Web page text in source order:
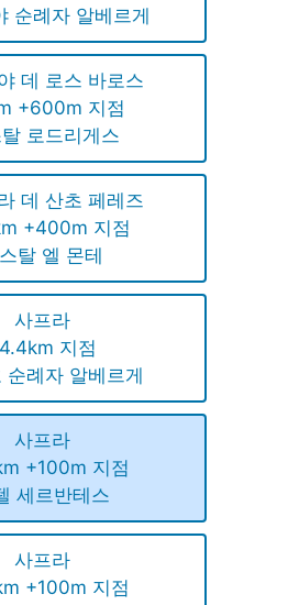
순례자 알베르게
데 로스 바로스
+600m 지점
로드리게스
데 산초 페레즈
+400m 지점
탈 엘 몬테
사프라
지점
순례자 알베르게
사프라
+100m 지점
세르반테스
사프라
+100m 지점